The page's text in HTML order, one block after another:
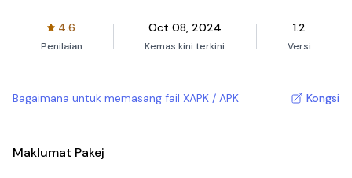
4.6
Penilaian
Oct 08, 2024
Kemas kini terkini
1.2
Versi
Bagaimana untuk memasang fail XAPK / APK Kongsi
Maklumat Pakej